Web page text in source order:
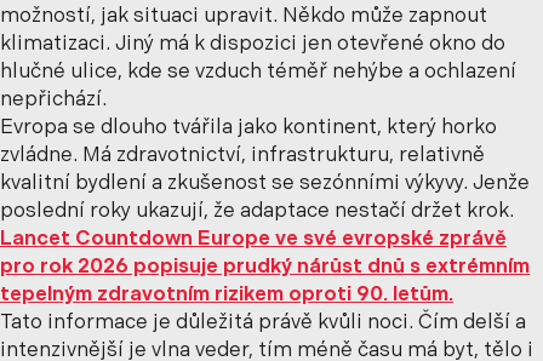
možností, jak situaci upravit. Někdo může zapnout
klimatizaci. Jiný má k dispozici jen otevřené okno do
hlučné ulice, kde se vzduch téměř nehýbe a ochlazení
nepřichází.
Evropa se dlouho tvářila jako kontinent, který horko
zvládne. Má zdravotnictví, infrastrukturu, relativně
kvalitní bydlení a zkušenost se sezónními výkyvy. Jenže
poslední roky ukazují, že adaptace nestačí držet krok.
Lancet Countdown Europe ve své evropské zprávě
pro rok 2026 popisuje prudký nárůst dnů s extrémním
tepelným zdravotním rizikem oproti 90. letům.
Tato informace je důležitá právě kvůli noci. Čím delší a
intenzivnější je vlna veder, tím méně času má byt, tělo i